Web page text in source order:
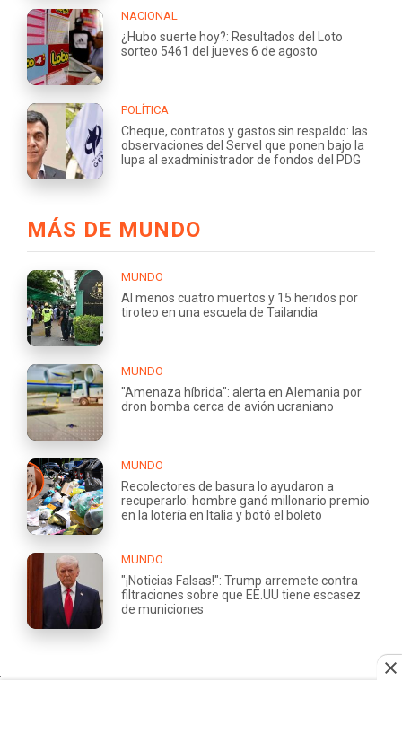
NACIONAL
¿Hubo suerte hoy?: Resultados del Loto
sorteo 5461 del jueves 6 de agosto
POLÍTICA
Cheque, contratos y gastos sin respaldo: las
observaciones del Servel que ponen bajo la
lupa al exadministrador de fondos del PDG
MÁS DE MUNDO
MUNDO
Al menos cuatro muertos y 15 heridos por
tiroteo en una escuela de Tailandia
MUNDO
"Amenaza híbrida": alerta en Alemania por
dron bomba cerca de avión ucraniano
MUNDO
Recolectores de basura lo ayudaron a
recuperarlo: hombre ganó millonario premio
en la lotería en Italia y botó el boleto
MUNDO
"¡Noticias Falsas!": Trump arremete contra
filtraciones sobre que EE.UU tiene escasez
de municiones